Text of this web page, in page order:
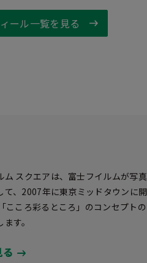
ール一覧を見る
ム スクエアは、富士フイルムが写
て、2007年に東京ミッドタウンに
こころ彩るところ」のコンセプト
す。
る